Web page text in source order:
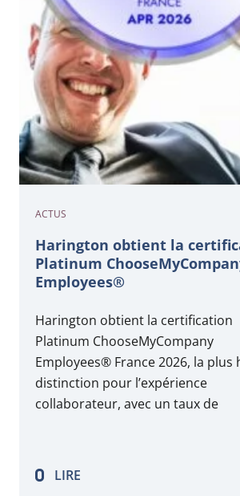
ACTUS
Harington obtient la
Platinum
Employees®
Harington obtient la certification
Platinum ChooseMyCompany
Employees® France 2026, la plus
distinction pour l’expérience
collaborateur, avec un taux de
LIRE